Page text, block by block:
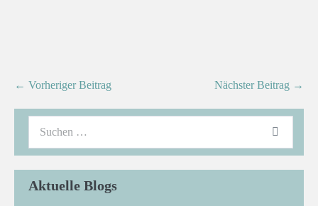
← Vorheriger Beitrag Nächster Beitrag →
Aktuelle Blogs